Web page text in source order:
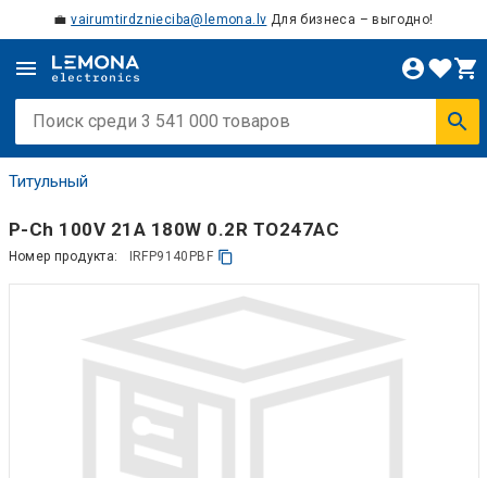
💼vairumtirdznieciba@lemona.lv Для бизнеса – выгодно!
Титульный
P-Ch 100V 21A 180W 0.2R TO247AC
Номер продукта: IRFP9140PBF